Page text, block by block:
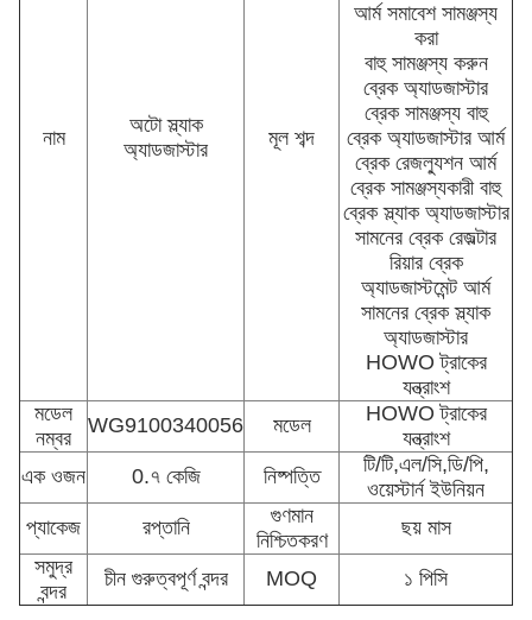
নাম
অটো স্ল্যাক
অ্যাডজাস্টার
মূল শব্দ
আর্ম সমাবেশ সামঞ্জস্য
করা
বাহু সামঞ্জস্য করুন
ব্রেক অ্যাডজাস্টার
ব্রেক সামঞ্জস্য বাহু
ব্রেক অ্যাডজাস্টার আর্ম
ব্রেক রেজল্যুশন আর্ম
ব্রেক সামঞ্জস্যকারী বাহু
ব্রেক স্ল্যাক অ্যাডজাস্টার
সামনের ব্রেক রেজল্টার
রিয়ার ব্রেক
অ্যাডজাস্টমেন্ট আর্ম
সামনের ব্রেক স্ল্যাক
অ্যাডজাস্টার
HOWO ট্রাকের
যন্ত্রাংশ
মডেল
নম্বর
WG9100340056 মডেল
HOWO ট্রাকের
যন্ত্রাংশ
এক ওজন
0.৭ কেজি নিষ্পত্তি
টি/টি,এল/সি,ডি/পি,
ওয়েস্টার্ন ইউনিয়ন
প্যাকেজ
রপ্তানি
গুণমান
নিশ্চিতকরণ
ছয় মাস
সমুদ্র
বন্দর
চীন গুরুত্বপূর্ণ বন্দর MOQ ১ পিসি